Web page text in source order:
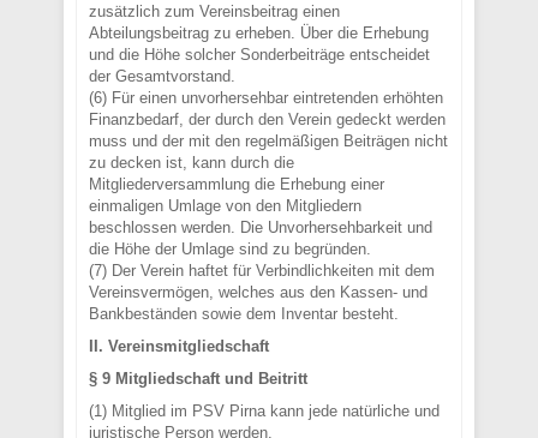
zusätzlich zum Vereinsbeitrag einen
Abteilungsbeitrag zu erheben. Über die Erhebung
und die Höhe solcher Sonderbeiträge entscheidet
der Gesamtvorstand.
(6) Für einen unvorhersehbar eintretenden erhöhten
Finanzbedarf, der durch den Verein gedeckt werden
muss und der mit den regelmäßigen Beiträgen nicht
zu decken ist, kann durch die
Mitgliederversammlung die Erhebung einer
einmaligen Umlage von den Mitgliedern
beschlossen werden. Die Unvorhersehbarkeit und
die Höhe der Umlage sind zu begründen.
(7) Der Verein haftet für Verbindlichkeiten mit dem
Vereinsvermögen, welches aus den Kassen- und
Bankbeständen sowie dem Inventar besteht.
II. Vereinsmitgliedschaft
§ 9 Mitgliedschaft und Beitritt
(1) Mitglied im PSV Pirna kann jede natürliche und
juristische Person werden.